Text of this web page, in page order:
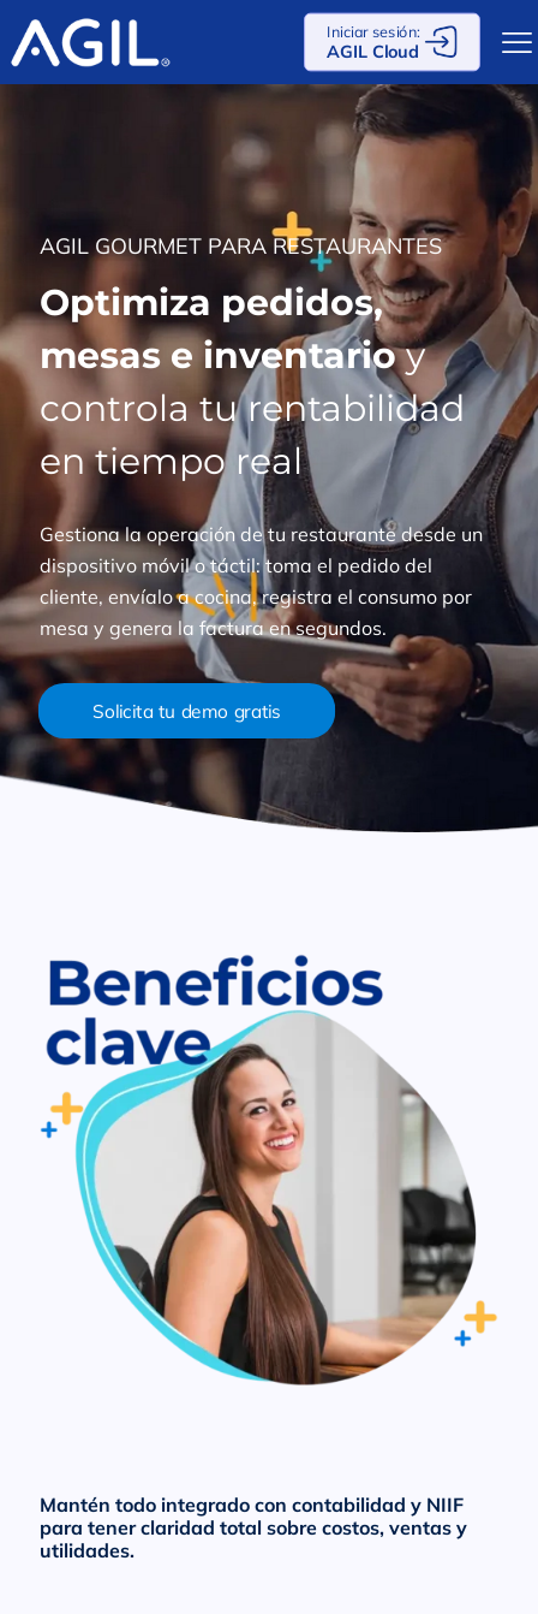
Iniciar sesión:
AGIL Cloud
AGIL GOURMET PARA RESTAURANTES
Optimiza pedidos,
mesas e inventarioy
controla tu rentabilidad
en tiempo real
Gestiona la operación de tu restaurante desde un
dispositivo móvil o táctil: toma el pedido del
cliente, envíalo a cocina, registra el consumo por
mesa y genera la factura en segundos.
Solicita tu demo gratis
Mantén todo integrado con contabilidad y NIIF
para tener claridad total sobre costos, ventas y
utilidades.